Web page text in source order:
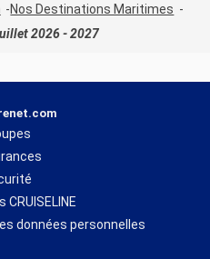
Nos Destinations Maritimes
2026 - 2027
CRUISELINE
données personnelles